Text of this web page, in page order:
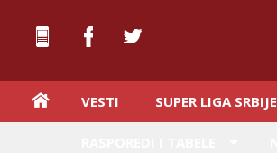
VESTI SUPER LIGA SRBIJE